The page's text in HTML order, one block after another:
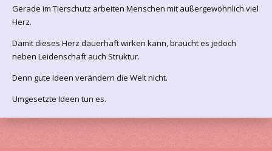
Gerade im Tierschutz arbeiten Menschen mit außergewöhnlich viel
Herz.
Damit dieses Herz dauerhaft wirken kann, braucht es jedoch
neben Leidenschaft auch Struktur.
Denn gute Ideen verändern die Welt nicht.
Umgesetzte Ideen tun es.